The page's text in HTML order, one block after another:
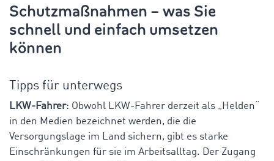
Schutzmaßnahmen – was Sie
schnell und einfach umsetzen
können
Tipps für unterwegs
LKW-Fahrer: Obwohl LKW-Fahrer derzeit als „Helden“
in den Medien bezeichnet werden, die die
Versorgungslage im Land sichern, gibt es starke
Einschränkungen für sie im Arbeitsalltag. Der Zugang